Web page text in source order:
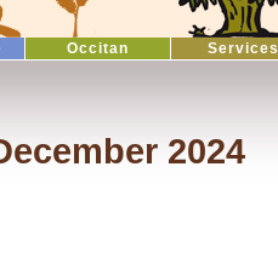
Occitan Services
2024